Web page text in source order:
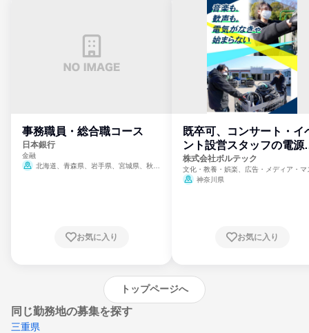
事務職員・総合職コース
日本銀行
金融
北海道、青森県、岩手県、宮城県、秋田
崎県、熊本県、大分県、宮崎県、鹿児島県、
お気に入り
既卒可、コンサート・イ
ント設営スタッフの電源
門
株式会社ボルテック
文化・教養・娯楽、広告・メディア・マ
ミ、電力・ガス・水道・エネルギー
神奈川県
お気に入り
トップページへ
同じ勤務地の募集を探す
三重県